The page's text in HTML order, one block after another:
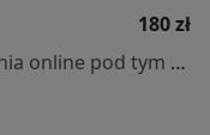
180 zł
Specjalista nie oferuje umawiania online pod tym adresem.